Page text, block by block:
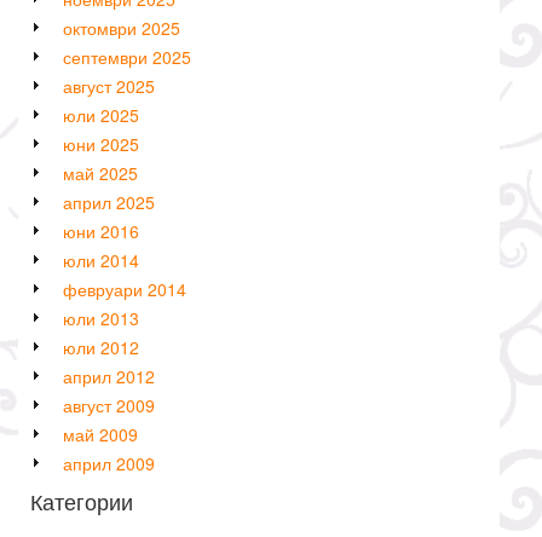
октомври 2025
септември 2025
август 2025
юли 2025
юни 2025
май 2025
април 2025
юни 2016
юли 2014
февруари 2014
юли 2013
юли 2012
април 2012
август 2009
май 2009
април 2009
Категории